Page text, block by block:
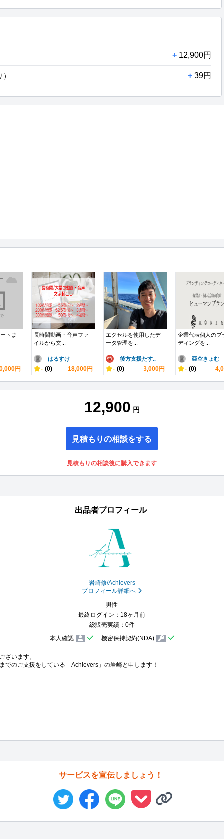
+ 12,900円
+ 39円
トま
円
長時間動画・音声ファ
イルから文...
はるすけ
- (0) 18,000円
エクセルを使用したデ
ータ管理を...
後方支援たす..
- (0) 3,000円
企業代表個人のブ
ディングを...
亜空きょむ
- (0)
12,900 円
見積もりの相談をする
見積もりの相談後に購入できます
出品者プロフィール
岩崎修/Achievers
プロフィール詳細へ
男性
最終ログイン：18ヶ月前
総販売実績：0件
本人確認
機密保持契約(NDA)
ざいます。
でのご支援をしている「Achievers」の岩崎と申します！
サービスを宣伝しましょう！